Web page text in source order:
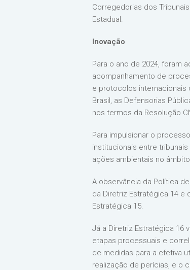
Corregedorias dos
Estadual.
Inovação
Para o ano de 2024, foram
acompanhamento de
e protocolos internacionais
Brasil, as Defensorias
nos termos da Resolução
Para impulsionar o
institucionais entre
ações ambientais no
A observância da Política
da Diretriz Estratégica 14
Estratégica 15.
Já a Diretriz Estratégica 16
etapas processuais e
de medidas para a efetiva
realização de perícias, e o